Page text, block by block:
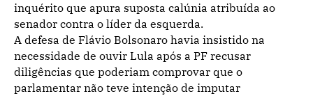
inquérito que apura suposta calúnia atribuída ao
senador contra o líder da esquerda.
A defesa de Flávio Bolsonaro havia insistido na
necessidade de ouvir Lula após a PF recusar
diligências que poderiam comprovar que o
parlamentar não teve intenção de imputar